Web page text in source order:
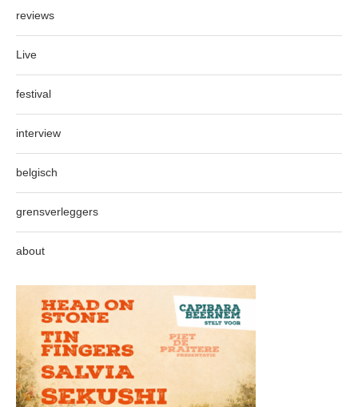
reviews
Live
festival
interview
belgisch
grensverleggers
about